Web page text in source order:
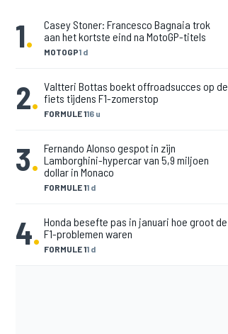
1. MOTOGP1 d
Casey Stoner: Francesco Bagnaia trok
aan het kortste eind na MotoGP-titels
2. FORMULE 116 u
Valtteri Bottas boekt offroadsucces op de
fiets tijdens F1-zomerstop
3.
FORMULE 11 d
Fernando Alonso gespot in zijn
Lamborghini-hypercar van 5,9 miljoen
dollar in Monaco
4. FORMULE 11 d
Honda besefte pas in januari hoe groot de
F1-problemen waren